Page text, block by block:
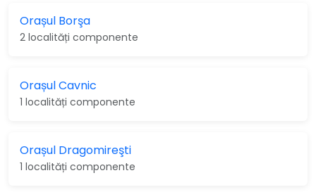
Orașul Borşa
2 localități componente
Orașul Cavnic
1 localități componente
Orașul Dragomireşti
1 localități componente